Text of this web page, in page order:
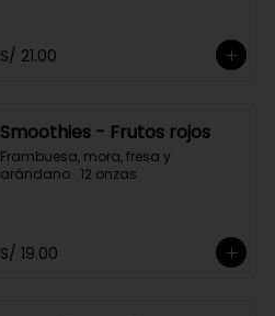
S/ 21.00
Smoothies - Frutos rojos
Frambuesa, mora, fresa y
arándano.  12 onzas
S/ 19.00